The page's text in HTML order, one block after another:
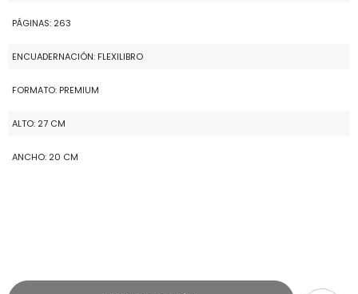
PÁGINAS: 263
ENCUADERNACIÓN: FLEXILIBRO
FORMATO: PREMIUM
ALTO: 27 CM
ANCHO: 20 CM